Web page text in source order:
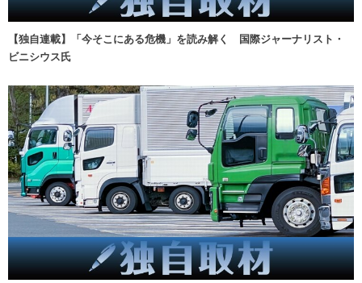
【独自連載】「今そこにある危機」を読み解く 国際ジャーナリスト・
ビニシウス氏